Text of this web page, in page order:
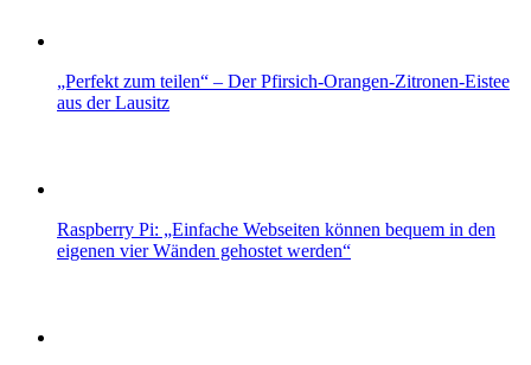
„Perfekt zum teilen“ – Der Pfirsich-Orangen-Zitronen-Eistee
aus der Lausitz
Raspberry Pi: „Einfache Webseiten können bequem in den
eigenen vier Wänden gehostet werden“